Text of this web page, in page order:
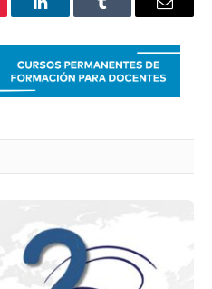
LinkedInTumblr Email